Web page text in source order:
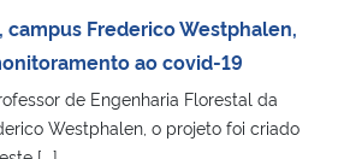
campus Frederico Westphalen,
ao covid-19
de Engenharia Florestal da
Westphalen, o projeto foi criado